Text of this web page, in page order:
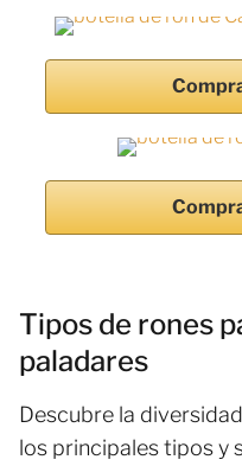
Tipos de rones
paladares
Descubre la
los principales tipos y